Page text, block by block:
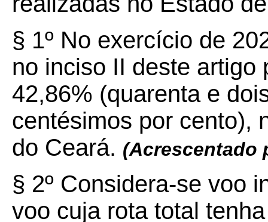
§ 1º No exercício de
no inciso II deste artigo
42,86% (quarenta e
centésimos por cento),
do Ceará. (Acrescentado
§ 2º Considera-se voo
voo cuja rota total